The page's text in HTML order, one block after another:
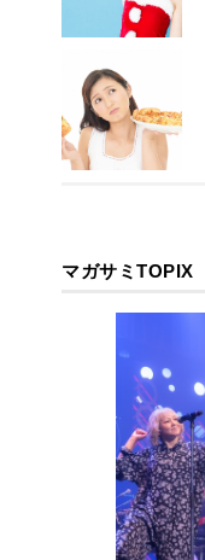
マガサミTOPIX